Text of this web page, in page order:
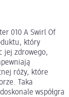
010 A Swirl Of
który
jej zdrowego,
róży, które
Taka
współgra